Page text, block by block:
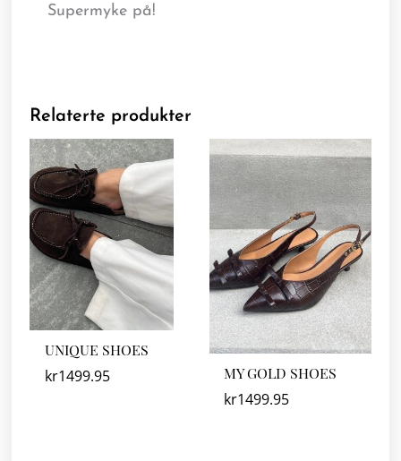
Supermyke på!
Relaterte produkter
UNIQUE SHOES
kr1499.95 MY GOLD SHOES
kr1499.95